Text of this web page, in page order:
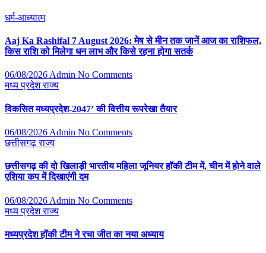
धर्म-आध्यात्म
Aaj Ka Rashifal 7 August 2026: मेष से मीन तक जानें आज का राशिफल,
किस राशि को मिलेगा धन लाभ और किसे रहना होगा सतर्क
06/08/2026Admin No Comments
मध्य प्रदेशराज्य
विकसित मध्यप्रदेश-2047’ की वित्तीय रूपरेखा तैयार
06/08/2026 Admin No Comments
छत्तीसगढ़राज्य
छत्तीसगढ़ की दो खिलाड़ी भारतीय महिला जूनियर हॉकी टीम में, चीन में होने वाले
एशिया कप में दिखाएंगी दम
06/08/2026 Admin No Comments
मध्य प्रदेशराज्य
मध्यप्रदेश हॉकी टीम ने रचा जीत का नया अध्याय